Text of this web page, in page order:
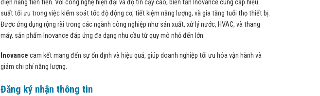
điện năng tiên tiến. Với công nghệ hiện đại và độ tin cậy cao, biến tần Inovance cung cấp hiệu
suất tối ưu trong việc kiểm soát tốc độ động cơ, tiết kiệm năng lượng, và gia tăng tuổi thọ thiết bị.
Được ứng dụng rộng rãi trong các ngành công nghiệp như sản xuất, xử lý nước, HVAC, và thang
máy, sản phẩm Inovance đáp ứng đa dạng nhu cầu từ quy mô nhỏ đến lớn.
Inovance cam kết mang đến sự ổn định và hiệu quả, giúp doanh nghiệp tối ưu hóa vận hành và
giảm chi phí năng lượng.
Đăng ký nhận thông tin